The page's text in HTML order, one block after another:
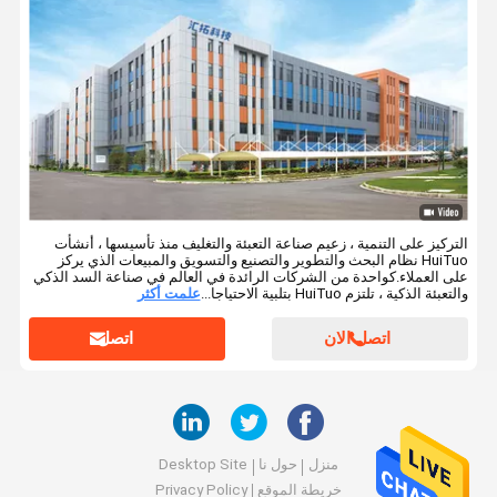
آلة السد المؤازرة
آلة السد بالرش الزناد
التركيز على التنمية ، زعيم صناعة التعبئة والتغليف منذ تأسيسها ، أنشأت
HuiTuo نظام البحث والتطوير والتصنيع والتسويق والمبيعات الذي يركز
على العملاء.كواحدة من الشركات الرائدة في العالم في صناعة السد الذكي
والتعبئة الذكية ، تلتزم HuiTuo بتلبية الاحتياجا...
علمت أكثر
اتصل الان اتصل
منزل حول نا
Desktop Site
خريطة الموقع
Privacy Policy